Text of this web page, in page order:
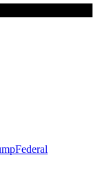
Federal